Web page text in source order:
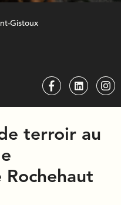
gistoux
terroir au